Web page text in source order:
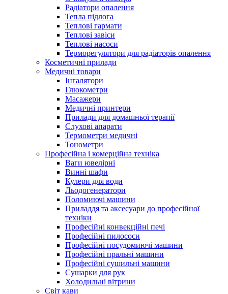
Радіатори опалення
Тепла підлога
Теплові гармати
Теплові завіси
Теплові насоси
Терморегулятори для радіаторів опалення
Косметичні прилади
Медичні товари
Інгалятори
Глюкометри
Масажери
Медичні принтери
Прилади для домашньої терапії
Слухові апарати
Термометри медичні
Тонометри
Професійна і комерційна техніка
Ваги ювелірні
Винні шафи
Кулери для води
Льодогенератори
Поломиючі машини
Приладдя та аксесуари до професійної
техніки
Професійні конвекційні печі
Професійні пилососи
Професійні посудомиючі машини
Професійні пральні машини
Професійні сушильні машини
Сушарки для рук
Холодильні вітрини
Світ кави